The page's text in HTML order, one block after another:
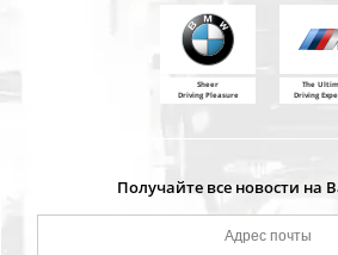
Sheer
Driving Pleasure
The
Driving
Получайте все новости на